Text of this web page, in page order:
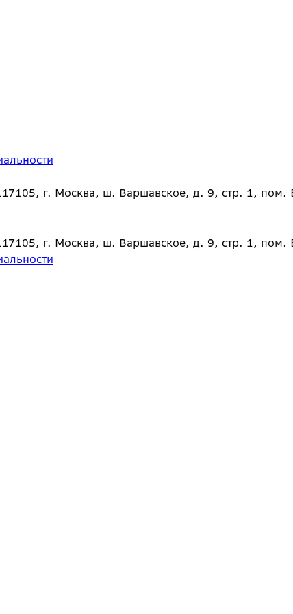
г. Москва, ш. Варшавское, д. 9, стр. 1, пом.
г. Москва, ш. Варшавское, д. 9, стр. 1, пом.